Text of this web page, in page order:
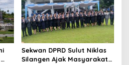
Sekwan DPRD Sulut Niklas
Silangen Ajak Masyarakat